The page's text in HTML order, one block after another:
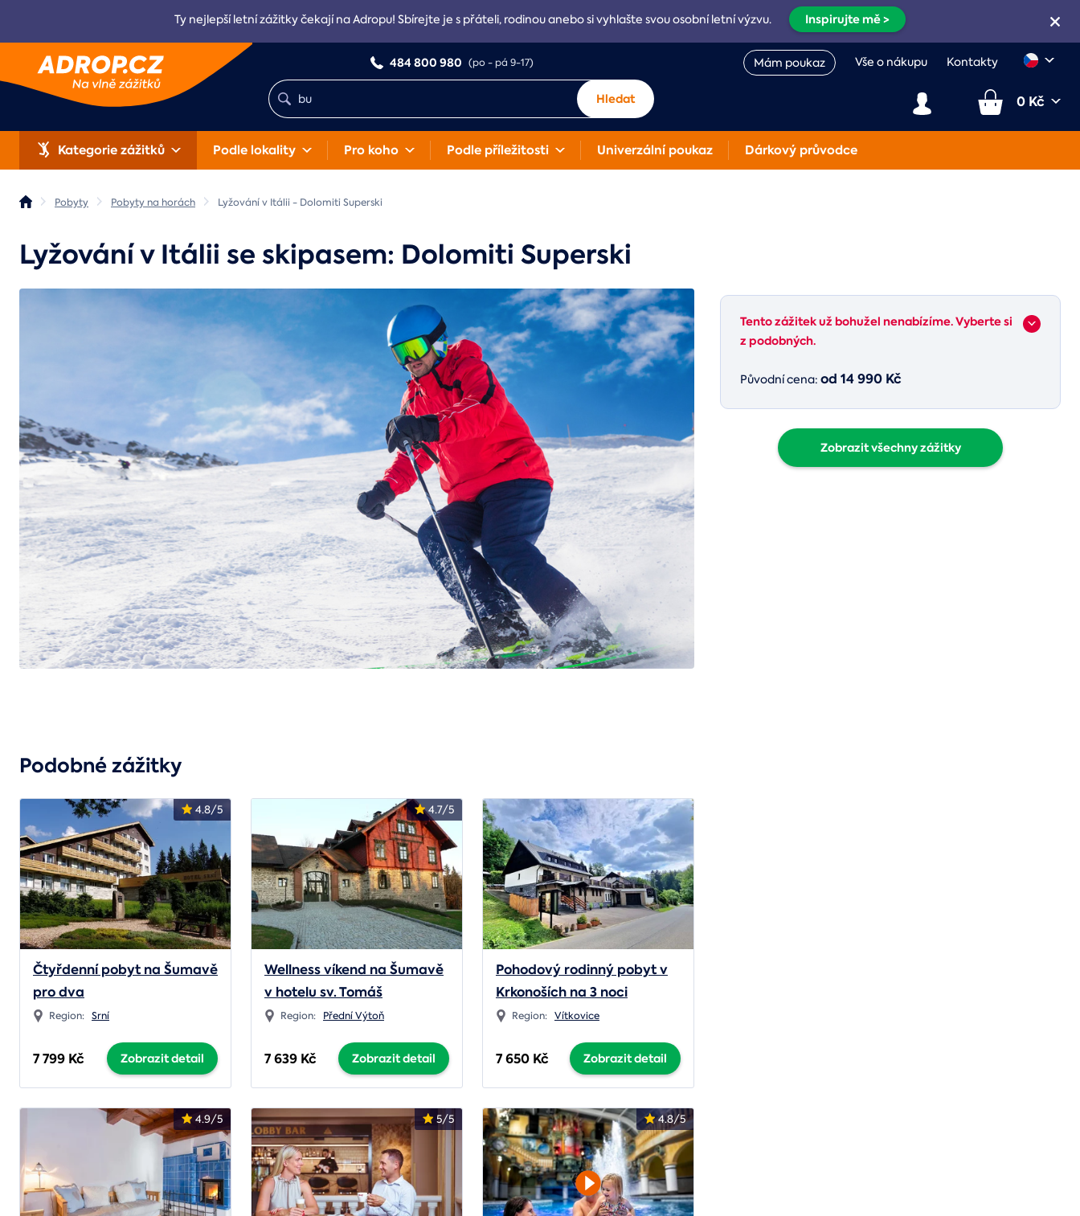
Ty nejlepší letní zážitky čekají na Adropu! Sbírejte je s přáteli, rodinou anebo si vyhlašte svou osobní letní výzvu. Inspirujte mě >
484 800 980 (po - pá 9-17) Mám poukaz Vše o nákupu Kontakty
Hledat 0 Kč
Kategorie zážitků Podle lokality Pro koho Podle příležitosti Univerzální poukaz Dárkový průvodce
Pobyty Pobyty na horách Lyžování v Itálii - Dolomiti Superski
Lyžování v Itálii se skipasem: Dolomiti Superski
Tento zážitek už bohužel nenabízíme. Vyberte si
z podobných.
Původní cena: od 14 990 Kč
Zobrazit všechny zážitky
Podobné zážitky
4.8/5
Čtyřdenní pobyt na Šumavě
pro dva
Region: Srní
7 799 Kč Zobrazit detail
4.7/5
Wellness víkend na Šumavě
v hotelu sv. Tomáš
Region: Přední Výtoň
7 639 Kč Zobrazit detail
Pohodový rodinný pobyt v
Krkonoších na 3 noci
Region: Vítkovice
7 650 Kč Zobrazit detail
4.9/5 5/5 4.8/5